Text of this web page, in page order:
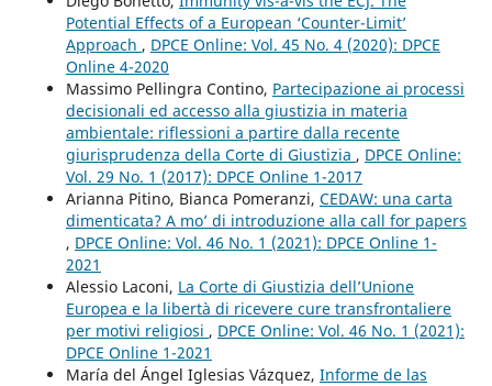
Potential Effects of a European ‘Counter-Limit’
Approach , DPCE Online: Vol. 45 No. 4 (2020): DPCE
Online 4-2020
Massimo Pellingra Contino, Partecipazione ai processi
decisionali ed accesso alla giustizia in materia
ambientale: riflessioni a partire dalla recente
giurisprudenza della Corte di Giustizia , DPCE Online:
Vol. 29 No. 1 (2017): DPCE Online 1-2017
Arianna Pitino, Bianca Pomeranzi, CEDAW: una carta
dimenticata? A mo’ di introduzione alla call for papers
, DPCE Online: Vol. 46 No. 1 (2021): DPCE Online 1-
2021
Alessio Laconi, La Corte di Giustizia dell’Unione
Europea e la libertà di ricevere cure transfrontaliere
per motivi religiosi , DPCE Online: Vol. 46 No. 1 (2021):
DPCE Online 1-2021
María del Ángel Iglesias Vázquez, Informe de las